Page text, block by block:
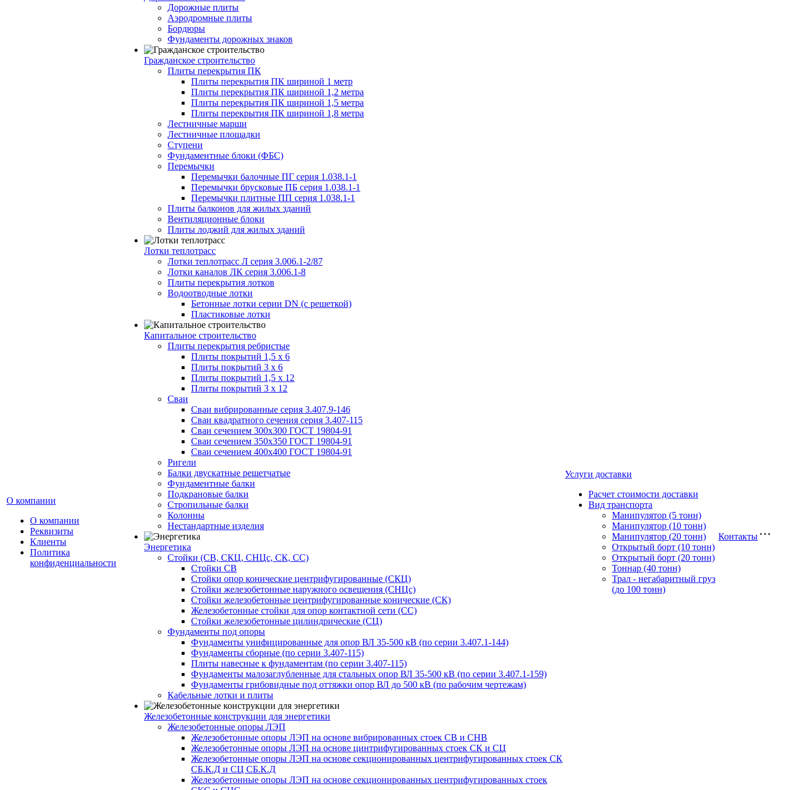
О компании
О компании
Реквизиты
Клиенты
Политика
конфиденциальности
Дорожные плиты
Аэродромные плиты
Бордюры
Фундаменты дорожных знаков
Гражданское строительство
Плиты перекрытия ПК
Плиты перекрытия ПК шириной 1 метр
Плиты перекрытия ПК шириной 1,2 метра
Плиты перекрытия ПК шириной 1,5 метра
Плиты перекрытия ПК шириной 1,8 метра
Лестничные марши
Лестничные площадки
Ступени
Фундаментные блоки (ФБС)
Перемычки
Перемычки балочные ПГ серия 1.038.1-1
Перемычки брусковые ПБ серия 1.038.1-1
Перемычки плитные ПП серия 1.038.1-1
Плиты балконов для жилых зданий
Вентиляционные блоки
Плиты лоджий для жилых зданий
Лотки теплотрасс
Лотки теплотрасс Л серия 3.006.1-2/87
Лотки каналов ЛК серия 3.006.1-8
Плиты перекрытия лотков
Водоотводные лотки
Бетонные лотки серии DN (с решеткой)
Пластиковые лотки
Капитальное строительство
Плиты перекрытия ребристые
Плиты покрытий 1,5 x 6
Плиты покрытий 3 x 6
Плиты покрытий 1,5 x 12
Плиты покрытий 3 x 12
Сваи
Сваи вибрированные серия 3.407.9-146
Сваи квадратного сечения серия 3.407-115
Сваи сечением 300х300 ГОСТ 19804-91
Сваи сечением 350х350 ГОСТ 19804-91
Сваи сечением 400х400 ГОСТ 19804-91
Ригели
Балки двускатные решетчатые
Фундаментные балки
Подкрановые балки
Стропильные балки
Колонны
Нестандартные изделия
Энергетика
Стойки (СВ, СКЦ, СНЦс, СК, СС)
Стойки СВ
Стойки опор конические центрифугированные (СКЦ)
Стойки железобетонные наружного освещения (СНЦс)
Стойки железобетонные центрифугированные конические (СК)
Железобетонные стойки для опор контактной сети (СС)
Стойки железобетонные цилиндрические (СЦ)
Фундаменты под опоры
Фундаменты унифицированные для опор ВЛ 35-500 кВ (по серии 3.407.1-144)
Фундаменты сборные (по серии 3.407-115)
Плиты навесные к фундаментам (по серии 3.407-115)
Фундаменты малозаглубленные для стальных опор ВЛ 35-500 кВ (по серии 3.407.1-159)
Фундаменты грибовидные под оттяжки опор ВЛ до 500 кВ (по рабочим чертежам)
Кабельные лотки и плиты
Железобетонные конструкции для энергетики
Железобетонные опоры ЛЭП
Железобетонные опоры ЛЭП на основе вибрированных стоек СВ и СНВ
Железобетонные опоры ЛЭП на основе цинтрифугированных стоек СК и СЦ
Железобетонные опоры ЛЭП на основе секционированных центрифугированных стоек СК
СБ.К.Д и СЦ СБ.К.Д
Железобетонные опоры ЛЭП на основе секционированных центрифугированных стоек
Услуги доставки
Расчет стоимости доставки
Вид транспорта
Манипулятор (5 тонн)
Манипулятор (10 тонн)
Манипулятор (20 тонн)
Открытый борт (10 тонн)
Открытый борт (20 тонн)
Тоннар (40 тонн)
Трал - негабаритный груз
(до 100 тонн)
Контакты